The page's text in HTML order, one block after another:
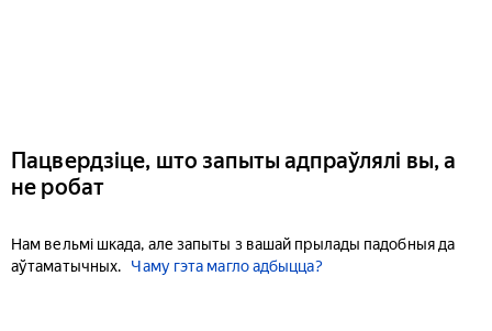
Пацвердзіце, што запыты адпраўлялі вы, а
не робат
Нам вельмі шкада, але запыты з вашай прылады падобныя да
аўтаматычных.
Чаму гэта магло адбыцца?